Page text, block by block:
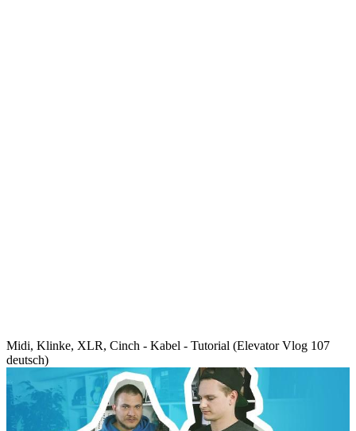
Midi, Klinke, XLR, Cinch - Kabel - Tutorial (Elevator Vlog 107
deutsch)